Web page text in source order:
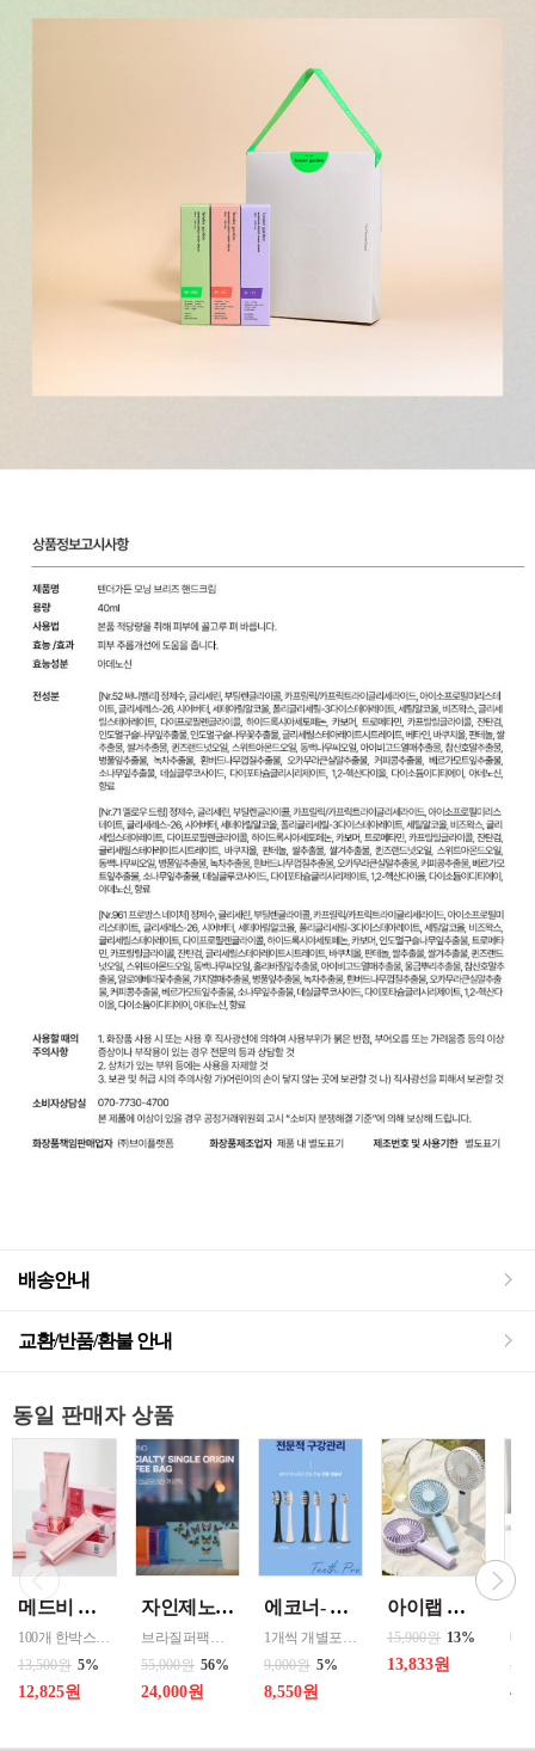
배송안내
교환/반품/환불 안내
동일 판매자 상품
메드비 원더핏 비비 13호 50ml
100개 한박스 도매 상담환영 - 문의 쿠독 -
13,500원 5%
12,825원
자인제노 3종 21입 싱글 로스팅 커피백 13ml 고용량 1케이스 단위 판매
브라질퍼팩트내추럴커피 7개 에티오피아 게데브 워시드커피 7개 콜롬비아 슈가케인 7개
55,000원 56%
24,000원
에코너- MS2 티스프로 음파 전동칫솔모 1입 단품 *3개 / 색상선택 화이트 블랙 선택
1개씩 개별포장되어있고 3개 단위로 판매중입니다
9,000원 5%
8,550원
아이랩 클래식 LED 팬 2026년신형 3단계바람조절 LED 무선 테이블가능
15,900원 13%
13,833원